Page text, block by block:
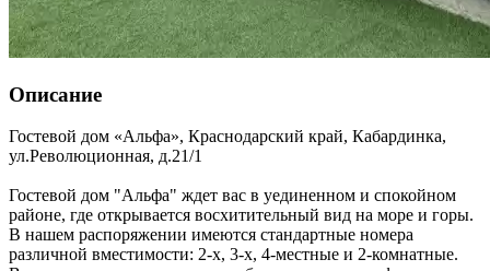
Описание
Гостевой дом «Альфа», Краснодарский край, Кабардинка,
ул.Революционная, д.21/1
Гостевой дом "Альфа" ждет вас в уединенном и спокойном
районе, где открывается восхитительный вид на море и горы.
В нашем распоряжении имеются стандартные номера
различной вместимости: 2-х, 3-х, 4-местные и 2-комнатные.